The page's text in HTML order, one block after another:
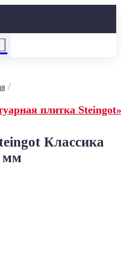
/
плитка Steingot»
Классика
мм